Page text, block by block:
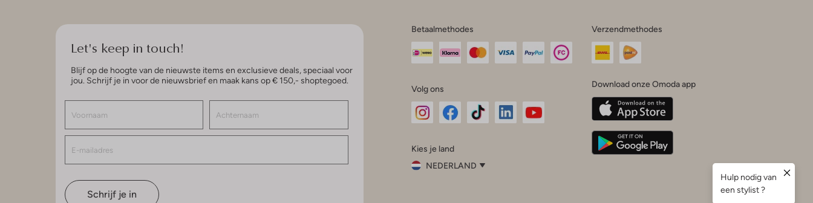
Let's keep in touch!
Blijf op de hoogte van de nieuwste items en exclusieve deals, speciaal voor
jou. Schrijf je in voor de nieuwsbrief en maak kans op € 150,- shoptegoed.
Schrijf je in
Betaalmethodes
Volg ons
InstagramFacebook
Kies je land
NEDERLAND
Verzendmethodes
Download onze Omoda app